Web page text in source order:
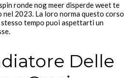
ronde nog meer disperde weet te
nel 2023. La loro norma questo corso
tempo puoi aspettarti un
Delle